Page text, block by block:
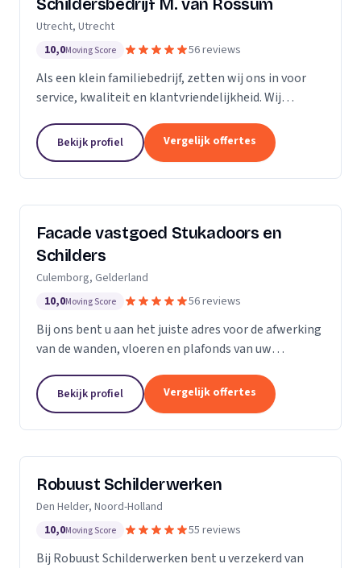
Schildersbedrijf M. van Rossum
Utrecht, Utrecht
10,0Moving Score 56 reviews
Als een klein familiebedrijf, zetten wij ons in voor
service, kwaliteit en klantvriendelijkheid. Wij
eigenaren als zakelijke klanten. Onze...
Bekijk profiel Vergelijk offertes
Facade vastgoed Stukadoors en
Schilders
Culemborg, Gelderland
10,0Moving Score 56 reviews
Bij ons bent u aan het juiste adres voor de afwerking
van de wanden, vloeren en plafonds van uw
met ons team pakken we dan ook de klus vakkundig
aan...
Bekijk profiel Vergelijk offertes
Robuust Schilderwerken
Den Helder, Noord-Holland
10,0Moving Score 55 reviews
Bij Robuust Schilderwerken bent u verzekerd van